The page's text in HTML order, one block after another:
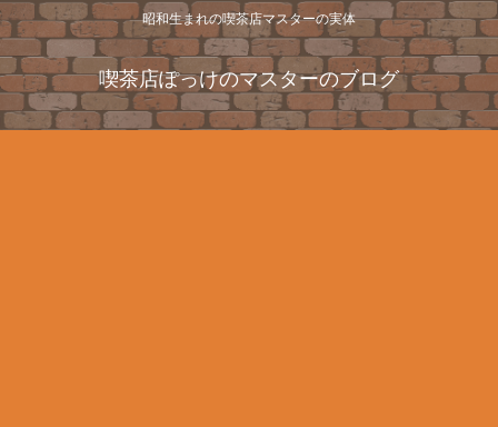
昭和生まれの喫茶店マスターの実体
喫茶店ぽっけのマスターのブログ